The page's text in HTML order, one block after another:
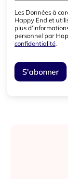
Les Données à
Happy End et
plus
personnel par
confidentialité.